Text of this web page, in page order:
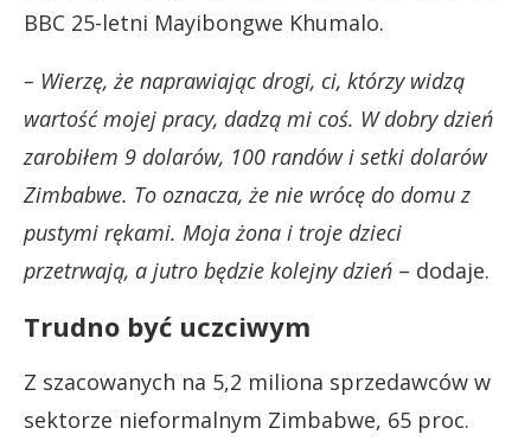
BBC 25-letni Mayibongwe Khumalo.
– Wierzę, że naprawiając drogi, ci, którzy widzą
wartość mojej pracy, dadzą mi coś. W dobry dzień
zarobiłem 9 dolarów, 100 randów i setki dolarów
Zimbabwe. To oznacza, że nie wrócę do domu z
pustymi rękami. Moja żona i troje dzieci
przetrwają, a jutro będzie kolejny dzień – dodaje.
Trudno być uczciwym
Z szacowanych na 5,2 miliona sprzedawców w
sektorze nieformalnym Zimbabwe, 65 proc.